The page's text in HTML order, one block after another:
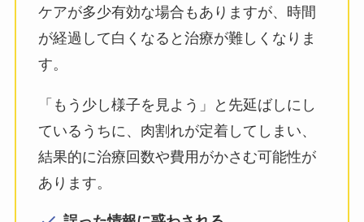
ケアが多少有効な場合もありますが、時間
が経過して白くなると治療が難しくなりま
す。
「もう少し様子を見よう」と先延ばしにし
ているうちに、肉割れが定着してしまい、
結果的に治療回数や費用がかさむ可能性が
あります。